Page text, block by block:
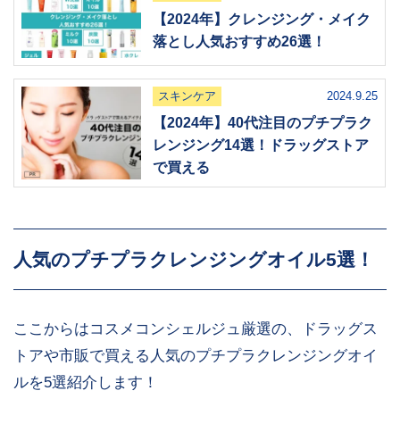
【2024年】クレンジング・メイク
落とし人気おすすめ26選！
スキンケア 2024.9.25
【2024年】40代注目のプチプラク
レンジング14選！ドラッグストア
で買える
人気のプチプラクレンジングオイル5選！
ここからはコスメコンシェルジュ厳選の、ドラッグス
トアや市販で買える人気のプチプラクレンジングオイ
ルを5選紹介します！